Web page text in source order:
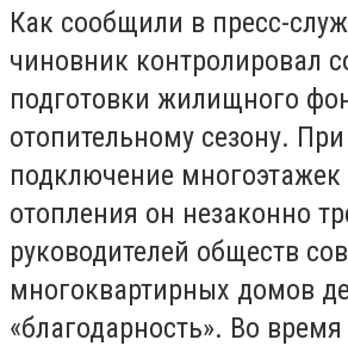
Как сообщили в пресс-
чиновник контролировал
подготовки жилищного
отопительному сезону.
подключение многоэтажек
отопления он незаконно
руководителей обществ
многоквартирных домов
«благодарность». Во